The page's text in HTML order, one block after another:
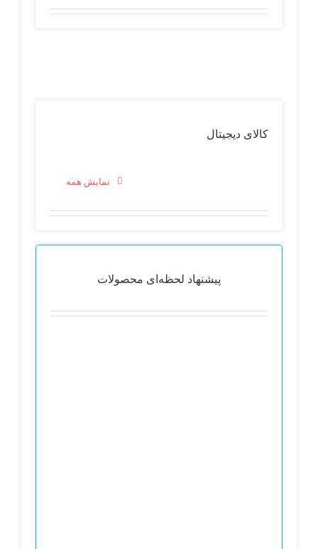
کالای دیجیتال
نمایش همه
پیشنهاد لحظه‌ای محصولات